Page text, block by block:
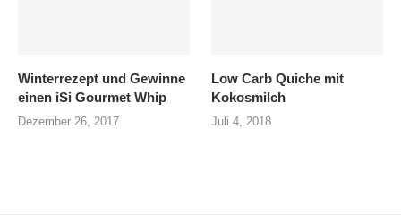
Winterrezept und Gewinne
einen iSi Gourmet Whip
Dezember 26, 2017
Low Carb Quiche mit
Kokosmilch
Juli 4, 2018